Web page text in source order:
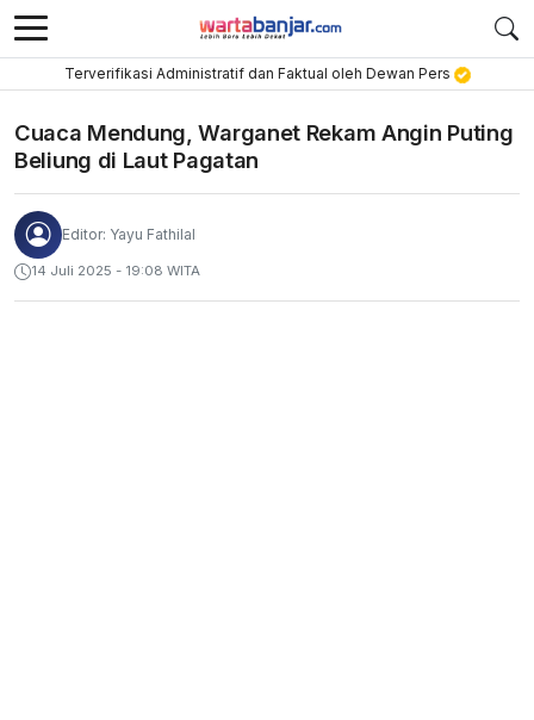
Terverifikasi Administratif dan Faktual oleh Dewan Pers
Cuaca Mendung, Warganet Rekam Angin Puting
Beliung di Laut Pagatan
Editor: Yayu Fathilal
14 Juli 2025 - 19:08 WITA